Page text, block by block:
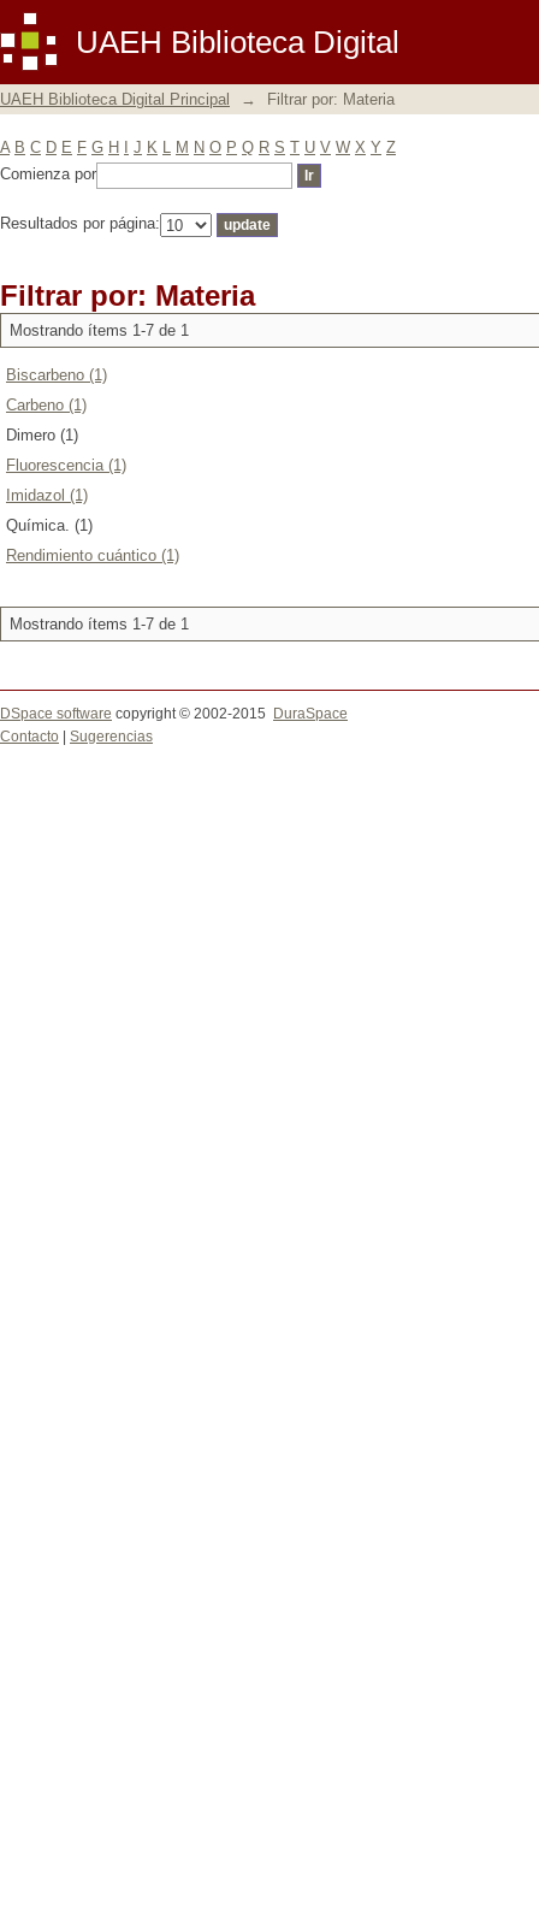
UAEH Biblioteca Digital
Filtrar por: Materia
UAEH Biblioteca Digital Principal → Filtrar por: Materia
A B C D E F G H J K L M N O P Q R S T U V W X Y Z
Comienza por
Resultados por página:
Filtrar por: Materia
Mostrando ítems 1-7 de 1
Biscarbeno (1)
Carbeno (1)
Dimero (1)
Fluorescencia (1)
Imidazol (1)
Química. (1)
Rendimiento cuántico (1)
Mostrando ítems 1-7 de 1
DSpace software copyright © 2002-2015
DuraSpace
Contacto
Sugerencias